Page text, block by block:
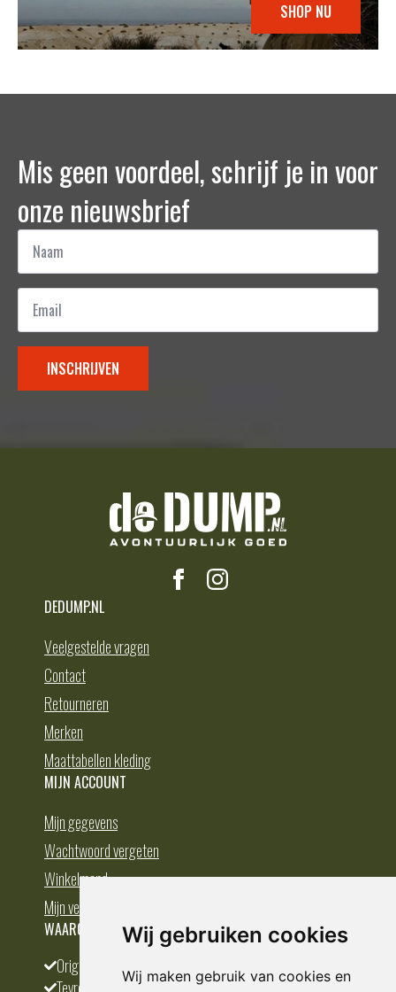
Wij gebruiken cookies
Wij maken gebruik van cookies en
SHOP NU
Mis geen voordeel, schrijf je in voor
onze nieuwsbrief
Naam
Email
INSCHRIJVEN
DEDUMP.NL
Veelgestelde vragen
Contact
Retourneren
Merken
Maattabellen kleding
MIJN ACCOUNT
Mijn gegevens
Wachtwoord vergeten
Winkelmand
Mijn verlanglijst
WAAROM BESTELLEN BIJ DEDUMP.NL
Origineel en divers
Tevreden klanten